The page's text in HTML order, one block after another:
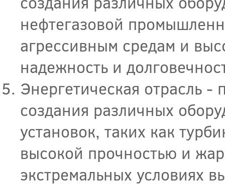
нефтегазовой
агрессивным средам и
надежность и
Энергетическая отрасль
создания различных
установок, таких как
высокой прочностью и
экстремальных условиях